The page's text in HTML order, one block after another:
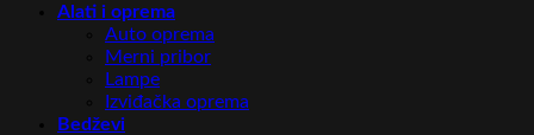
Alati i oprema
Auto oprema
Merni pribor
Lampe
Izviđačka oprema
Bedževi